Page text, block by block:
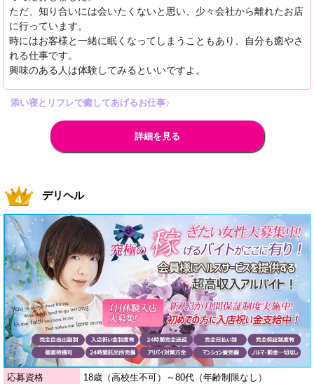
ただ、知り合いには会いたくないと思い、少々会社から離れたお店
に行っています。
時にはお客様と一緒に眠くなってしまうこともあり、自分も癒やさ
れる仕事です。
興味のある人は体験してみるといいですよ。
添い寝とリフレで癒してあげるお仕事♪
詳細を見る
デリヘル
応募資格 18歳（高校生不可）～80代（年齢制限なし）